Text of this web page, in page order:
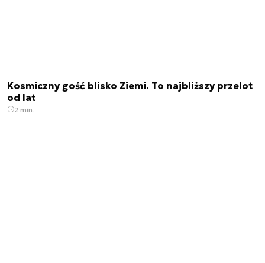
Kosmiczny gość blisko Ziemi. To najbliższy przelot
od lat
2 min.